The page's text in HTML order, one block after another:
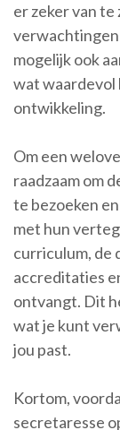
er zeker van
verwachtingen
mogelijk ook
wat waardevol
ontwikkeling.
Om een
raadzaam om
te bezoeken
met hun
curriculum, de
accreditaties
ontvangt. Dit
wat je kunt
jou past.
Kortom,
secretaresse